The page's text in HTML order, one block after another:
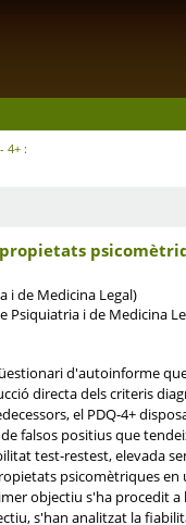
4+ :
i de Medicina Legal)
i de Medicina
d'autoinforme
directa dels criteris
el PDQ-4+
falsos positius que
test-restest, elevada
psicomètriques
objectiu s'ha procedit
s'han analitzat la